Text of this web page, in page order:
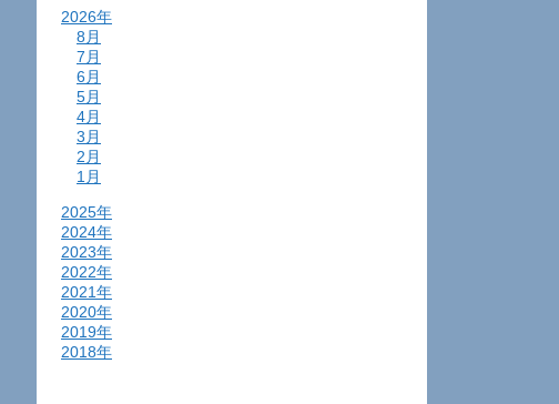
2026年
8月
7月
6月
5月
4月
3月
2月
1月
2025年
2024年
2023年
2022年
2021年
2020年
2019年
2018年